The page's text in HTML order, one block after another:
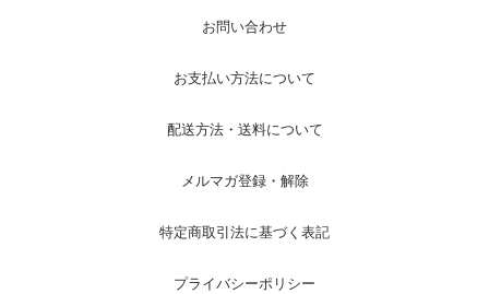
お問い合わせ
お支払い方法について
配送方法・送料について
メルマガ登録・解除
特定商取引法に基づく表記
プライバシーポリシー